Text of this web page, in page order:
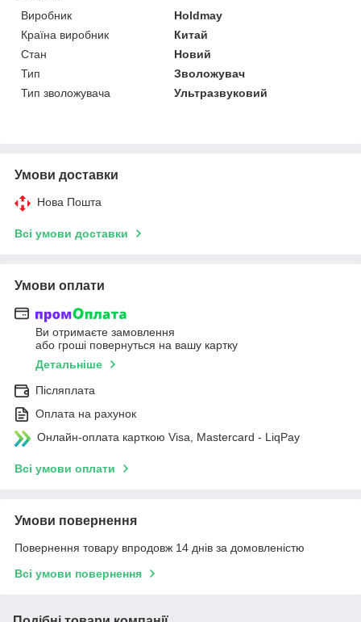
Виробник
Holdmay
Країна виробник
Китай
Стан
Новий
Тип
Зволожувач
Тип зволожувача
Ультразвуковий
Умови доставки
Нова Пошта
Всі умови доставки
Умови оплати
Ви отримаєте замовлення
або гроші повернуться на вашу картку
Детальніше
Післяплата
Оплата на рахунок
Онлайн-оплата карткою Visa, Mastercard - LiqPay
Всі умови оплати
Умови повернення
Повернення товару впродовж 14 днів за домовленістю
Всі умови повернення